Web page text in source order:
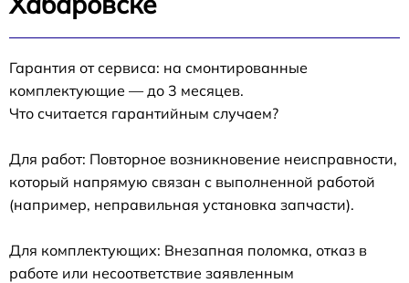
Гарантия от сервиса: на смонтированные
комплектующие — до 3 месяцев.
Что считается гарантийным случаем?
Для работ: Повторное возникновение неисправности,
который напрямую связан с выполненной работой
(например, неправильная установка запчасти).
Для комплектующих: Внезапная поломка, отказ в
работе или несоответствие заявленным